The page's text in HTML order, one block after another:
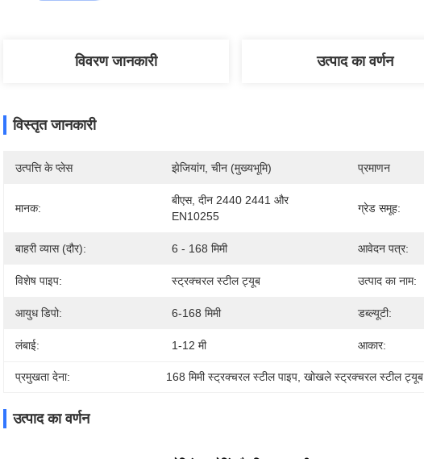
विवरण जानकारी उत्पाद का वर्णन
विस्तृत जानकारी
उत्पत्ति के प्लेस झेजियांग, चीन (मुख्यभूमि) प्रमाणन
मानक:
बीएस, दीन 2440 2441 और
EN10255
ग्रेड समूह:
बाहरी व्यास (दौर): 6 - 168 मिमी आवेदन पत्र:
विशेष पाइप: स्ट्रक्चरल स्टील ट्यूब उत्पाद का नाम:
आयुध डिपो: 6-168 मिमी डब्ल्यूटी:
लंबाई: 1-12 मी आकार:
प्रमुखता देना: 168 मिमी स्ट्रक्चरल स्टील पाइप , खोखले स्ट्रक्चरल स्टील ट्यूब
उत्पाद का वर्णन